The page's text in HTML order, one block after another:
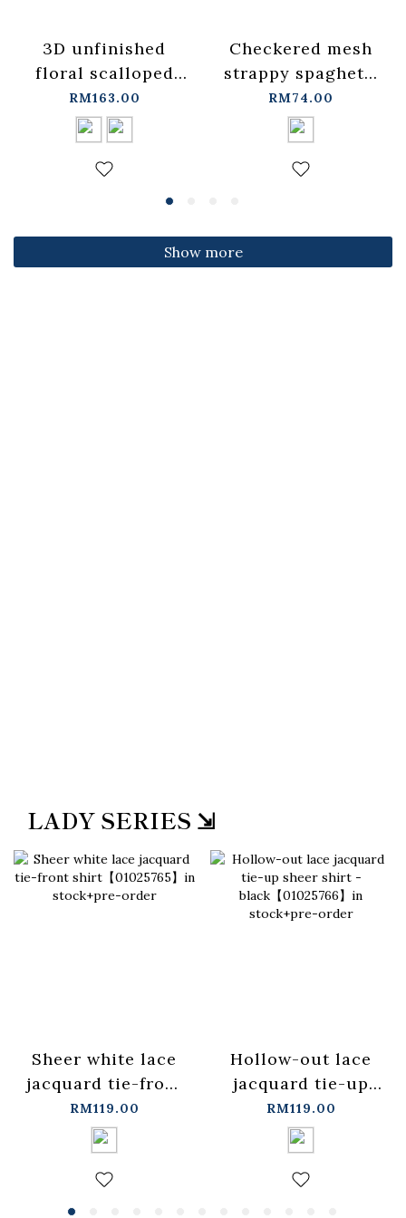
3D unfinished
floral scalloped
jeans, available in
two colors, sizes
S/M/L.
【04011891】in
stock+pre-order
RM163.00
Checkered mesh
strappy spaghetti
strap cover-up
vest -
blue【01099697】
in stock+pre-order
RM74.00
Show more
LADY SERIES ⇲
Sheer white lace
jacquard tie-front
shirt【01025765】
in stock+pre-order
RM119.00
Hollow-out lace
jacquard tie-up
sheer shirt -
black【01025766】
in stock+pre-order
RM119.00